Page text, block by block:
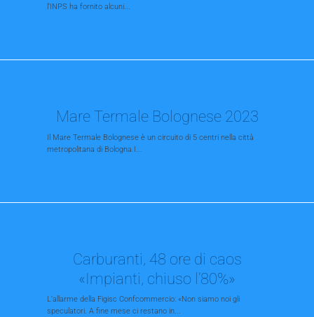
l’INPS ha fornito alcuni...
Mare Termale Bolognese 2023
Il Mare Termale Bolognese è un circuito di 5 centri nella città
metropolitana di Bologna.I...
Carburanti, 48 ore di caos
«Impianti, chiuso l’80%»
L’allarme della Figisc Confcommercio: «Non siamo noi gli
speculatori. A fine mese ci restano in...